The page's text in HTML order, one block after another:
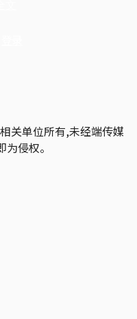
关单位所有,未经端传媒
侵权。